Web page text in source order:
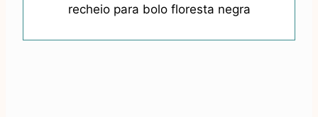
recheio para bolo floresta negra